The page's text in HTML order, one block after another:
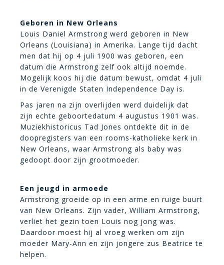
Geboren in New Orleans
Louis Daniel Armstrong werd geboren in New
Orleans (Louisiana) in Amerika. Lange tijd dacht
men dat hij op 4 juli 1900 was geboren, een
datum die Armstrong zelf ook altijd noemde.
Mogelijk koos hij die datum bewust, omdat 4 juli
in de Verenigde Staten Independence Day is.
Pas jaren na zijn overlijden werd duidelijk dat
zijn echte geboortedatum 4 augustus 1901 was.
Muziekhistoricus Tad Jones ontdekte dit in de
doopregisters van een rooms-katholieke kerk in
New Orleans, waar Armstrong als baby was
gedoopt door zijn grootmoeder.
Een jeugd in armoede
Armstrong groeide op in een arme en ruige buurt
van New Orleans. Zijn vader, William Armstrong,
verliet het gezin toen Louis nog jong was.
Daardoor moest hij al vroeg werken om zijn
moeder Mary-Ann en zijn jongere zus Beatrice te
helpen.